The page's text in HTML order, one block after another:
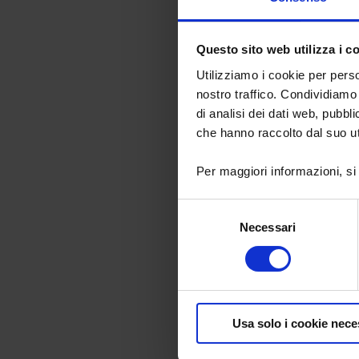
Questo sito web utilizza i
Utilizziamo i cookie per
nostro traffico.
di analisi dei dati web,
che hanno raccolto dal suo
Per maggiori informazioni,
Necessari
Usa solo i cookie
Grazie a
soluzioni
centrali di
volta sul sito
Chauvin
accedere
industriale
generale
A